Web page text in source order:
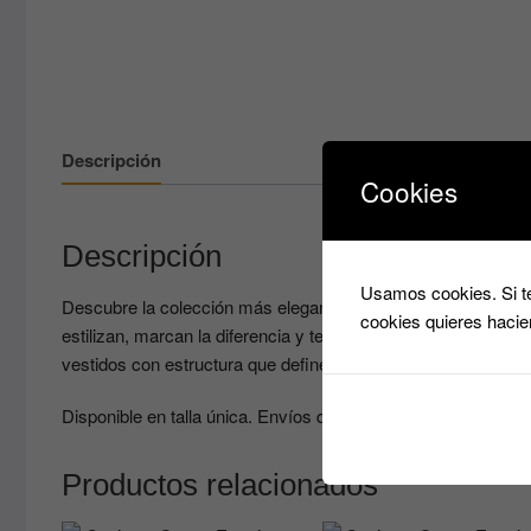
Descripción
Descripción
Descubre la colección más elegante de PatricQueen con
estilizan, marcan la diferencia y te hacen sentir poderosa
vestidos con estructura que definen tu silueta como una
Disponible en talla única. Envíos desde España. ¡Haz tu
Productos relacionados
Cookies
Usamos cookies. Si
cookies quieres